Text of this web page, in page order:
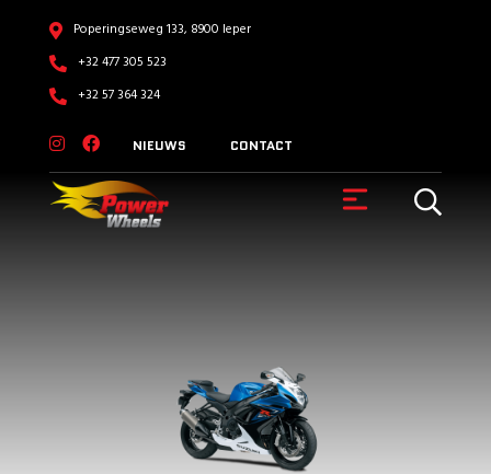
Poperingseweg 133, 8900 Ieper
+32 477 305 523
+32 57 364 324
NIEUWS CONTACT